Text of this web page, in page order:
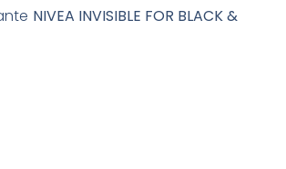
NIVEA INVISIBLE FOR BLACK &